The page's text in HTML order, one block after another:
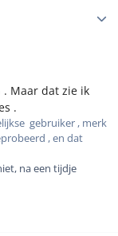
Maar dat zie ik
.
gebruiker , merk
, en dat
na een tijdje